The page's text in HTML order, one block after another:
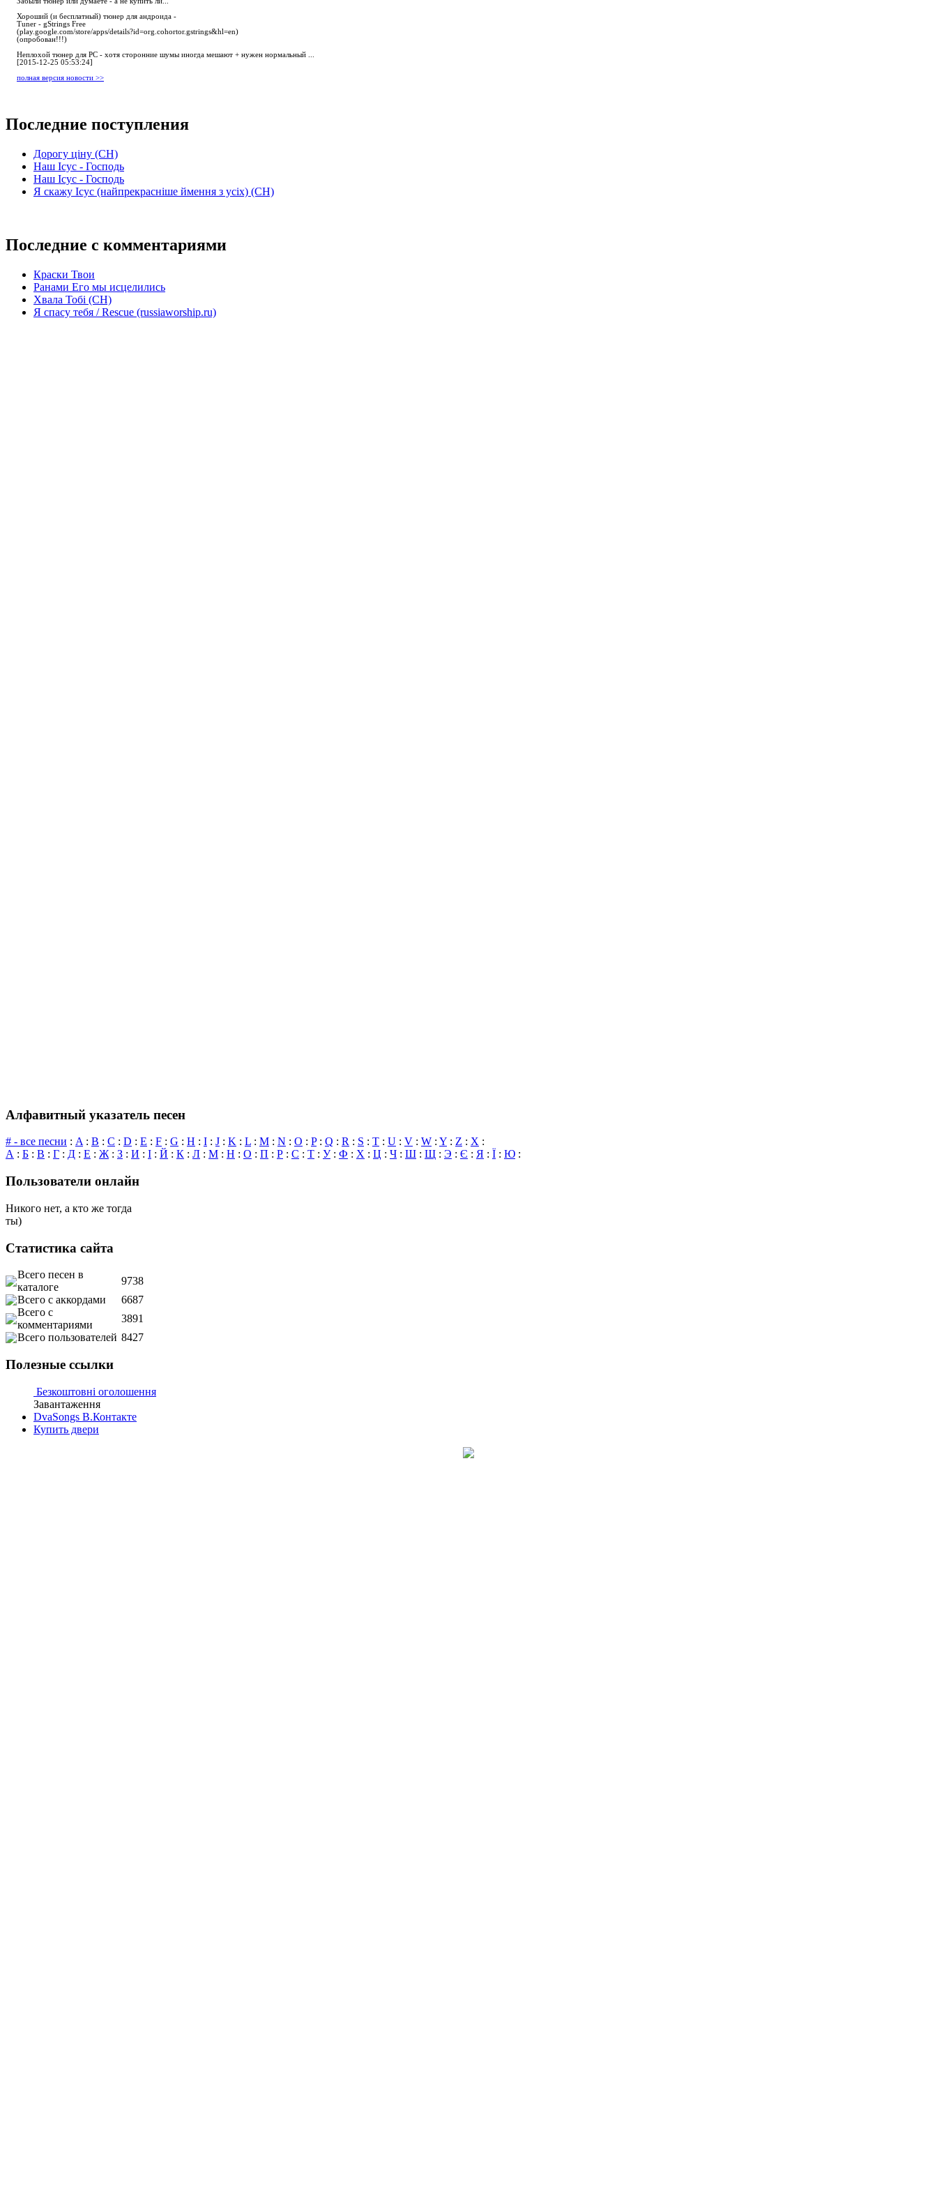
Хороший (и бесплатный) тюнер для андроида -
Tuner - gStrings Free
(play.google.com/store/apps/details?id=org.cohortor.gstrings&hl=en)
(опробован!!!)
Неплохой тюнер для РС - хотя сторонние шумы иногда мешают + нужен нормальный ...
[2015-12-25 05:53:24]
полная версия новости >>
Последние поступления
Дорогу ціну (СН)
Наш Ісус - Господь
Наш Ісус - Господь
Я скажу Ісус (найпрекрасніше ймення з усіх) (СН)
Последние с комментариями
Краски Твои
Ранами Его мы исцелились
Хвала Тобі (СН)
Я спасу тебя / Rescue (russiaworship.ru)
Алфавитный указатель песен
# - все песни : A: B : C : D : E : F : G : H : I : J : K : L : M : N : O : P: Q : R : S : T : U : V : W : Y : Z : X :
А : Б : В : Г : Д : Е : Ж: З : И : І : Й : К : Л : М : Н : О : П : Р : С : Т : У: Ф : Х : Ц : Ч : Ш : Щ : Э : Є : Я : Ї : Ю :
Пользователи онлайн
Никого нет, а кто же тогда
ты)
Статистика сайта
Всего песен в
каталоге
9738
Всего с аккордами
6687
Всего с
комментариями
3891
Всего пользователей 8427
Полезные ссылки
Безкоштовні оголошення
Завантаження
DvaSongs В.Контакте
Купить двери